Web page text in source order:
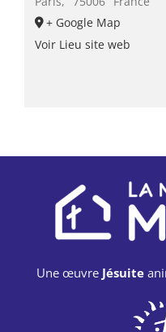
+ Google Map
Voir Lieu site web
Une œuvre Jésuite